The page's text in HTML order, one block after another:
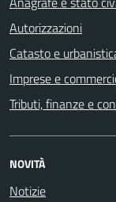
Autorizzazioni
Catasto e
Imprese e
Tributi, finanze e
NOVITÀ
Notizie